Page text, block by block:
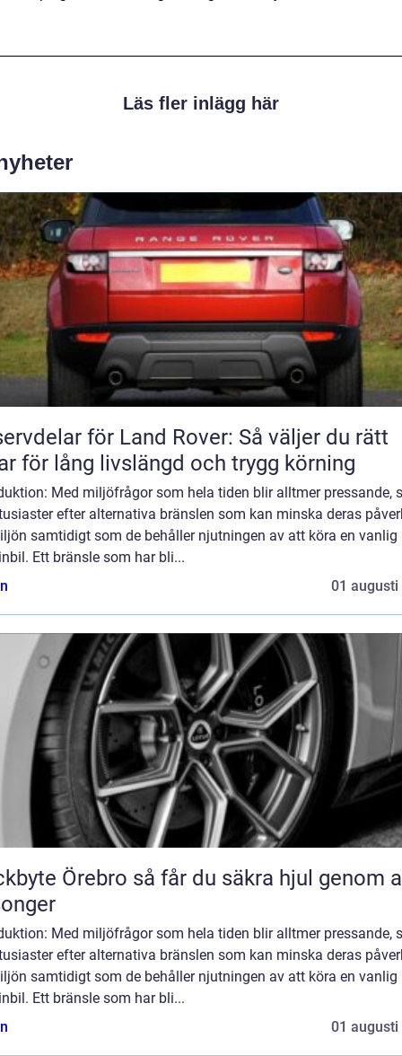
Läs fler inlägg här
för Land Rover: Så väljer du rätt
för lång livslängd och trygg körning
Med miljöfrågor som hela tiden blir alltmer pressande,
efter alternativa bränslen som kan minska deras
samtidigt som de behåller njutningen av att köra en vanlig
Ett bränsle som har bli...
01 augusti
så får du säkra hjul genom alla
Med miljöfrågor som hela tiden blir alltmer pressande,
efter alternativa bränslen som kan minska deras
samtidigt som de behåller njutningen av att köra en vanlig
Ett bränsle som har bli...
01 augusti